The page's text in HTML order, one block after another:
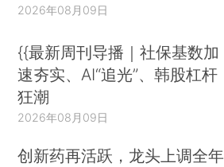
2026年08月09日
{{最新周刊导播｜社保基数加
速夯实、AI“追光”、韩股杠杆
狂潮
2026年08月09日
创新药再活跃，龙头上调全年